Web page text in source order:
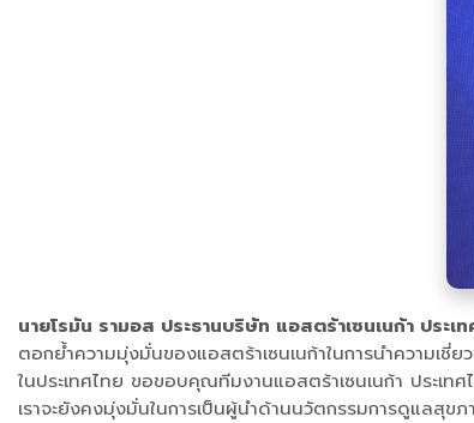
นายโรมัน รามอส ประธานบริษัท แอสตร้าเซนเนก้า ประ
ตอกย้ำความมุ่งมั่นของแอสตร้าเซนเนก้าในการนำความ
ในประเทศไทย ขอขอบคุณทีมงานแอสตร้าเซนเนก้า ประเ
เราจะยังคงมุ่งมั่นในการเป็นผู้นำด้านนวัตกรรมการดูแล